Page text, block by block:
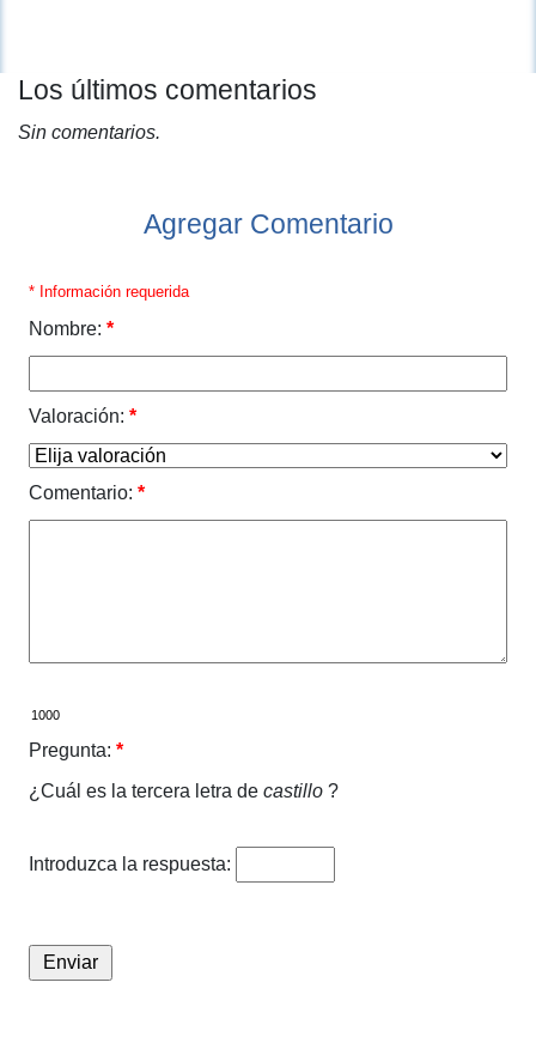
Los últimos comentarios
Sin comentarios.
Agregar Comentario
* Información requerida
Nombre: *
Valoración: *
Comentario: *
Pregunta: *
¿Cuál es la tercera letra de castillo ?
Introduzca la respuesta: